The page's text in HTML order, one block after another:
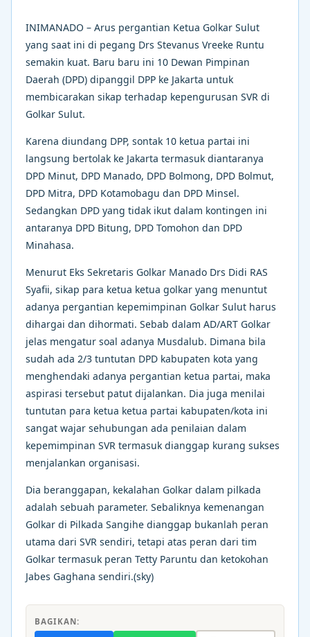
INIMANADO – Arus pergantian Ketua Golkar Sulut
yang saat ini di pegang Drs Stevanus Vreeke Runtu
semakin kuat. Baru baru ini 10 Dewan Pimpinan
Daerah (DPD) dipanggil DPP ke Jakarta untuk
membicarakan sikap terhadap kepengurusan SVR di
Golkar Sulut.
Karena diundang DPP, sontak 10 ketua partai ini
langsung bertolak ke Jakarta termasuk diantaranya
DPD Minut, DPD Manado, DPD Bolmong, DPD Bolmut,
DPD Mitra, DPD Kotamobagu dan DPD Minsel.
Sedangkan DPD yang tidak ikut dalam kontingen ini
antaranya DPD Bitung, DPD Tomohon dan DPD
Minahasa.
Menurut Eks Sekretaris Golkar Manado Drs Didi RAS
Syafii, sikap para ketua ketua golkar yang menuntut
adanya pergantian kepemimpinan Golkar Sulut harus
dihargai dan dihormati. Sebab dalam AD/ART Golkar
jelas mengatur soal adanya Musdalub. Dimana bila
sudah ada 2/3 tuntutan DPD kabupaten kota yang
menghendaki adanya pergantian ketua partai, maka
aspirasi tersebut patut dijalankan. Dia juga menilai
tuntutan para ketua ketua partai kabupaten/kota ini
sangat wajar sehubungan ada penilaian dalam
kepemimpinan SVR termasuk dianggap kurang sukses
menjalankan organisasi.
Dia beranggapan, kekalahan Golkar dalam pilkada
adalah sebuah parameter. Sebaliknya kemenangan
Golkar di Pilkada Sangihe dianggap bukanlah peran
utama dari SVR sendiri, tetapi atas peran dari tim
Golkar termasuk peran Tetty Paruntu dan ketokohan
Jabes Gaghana sendiri.(sky)
BAGIKAN: